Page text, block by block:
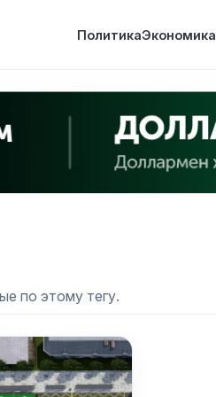
ПолитикаЭкономика
по этому тегу.